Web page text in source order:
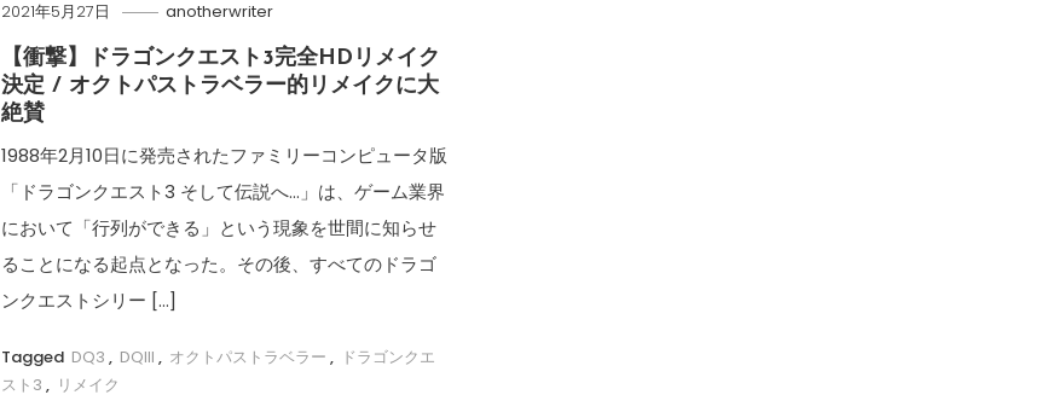
2021年5月27日 anotherwriter
【衝撃】ドラゴンクエスト3完全HDリメイク
決定 / オクトパストラベラー的リメイクに大
絶賛
1988年2月10日に発売されたファミリーコンピュータ版
「ドラゴンクエスト3 そして伝説へ…」は、ゲーム業界
において「行列ができる」という現象を世間に知らせ
ることになる起点となった。その後、すべてのドラゴ
ンクエストシリー […]
Tagged DQ3 , DQIII , オクトパストラベラー , ドラゴンクエ
スト3 , リメイク